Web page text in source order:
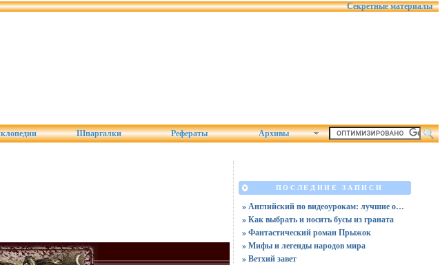
Секретные материалы
Шпаргалки Рефераты Архивы
ПОСЛЕДНИЕ ЗАПИСИ
» Английский по видеоурокам: лучшие обучающие видео в 2025
» Как выбрать и носить бусы из граната
» Фантастический роман Прыжок
» Мифы и легенды народов мира
» Ветхий завет